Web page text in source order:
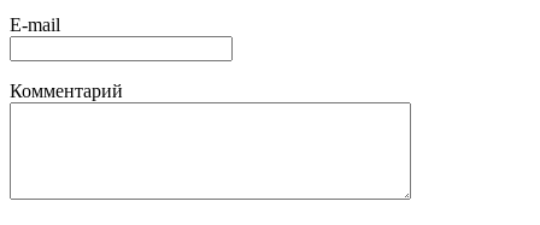
E-mail
Комментарий